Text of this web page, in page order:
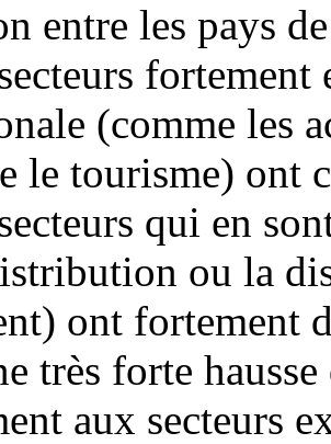
entre les pays
fortement
(comme les
le tourisme) ont
qui en
ou la
ont fortement
très forte
aux secteurs